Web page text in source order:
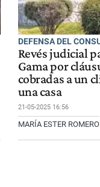
DEFENSA DEL
Revés judicial
Gama por
cobradas a un
una casa
21-05-2025 16:56
MARÍA ESTER ROMERO